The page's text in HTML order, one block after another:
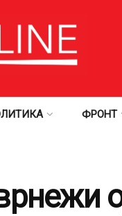
ФРОНТ